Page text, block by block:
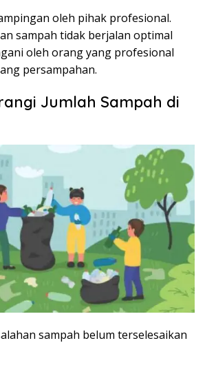
oleh pihak profesional.
sampah tidak berjalan optimal
oleh orang yang profesional
persampahan.
Jumlah Sampah di
sampah belum terselesaikan